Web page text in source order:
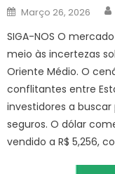
Posted
on
Março 26, 2026
SIGA-NOS O
meio às incertezas
Oriente Médio. O
conflitantes entre
investidores a
seguros. O dólar
vendido a R$ 5,256,